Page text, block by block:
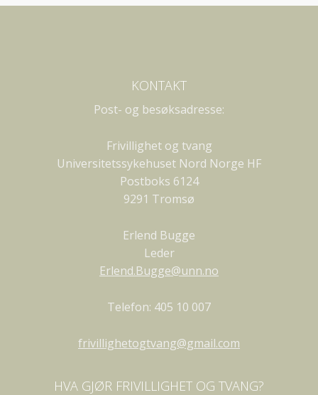
KONTAKT
Post- og besøksadresse:
Frivillighet og tvang
Universitetssykehuset Nord Norge HF
Postboks 6124
9291 Tromsø
Erlend Bugge
Leder
Erlend.Bugge@unn.no
Telefon: 405 10 007
frivillighetogtvang@gmail.com
HVA GJØR FRIVILLIGHET OG TVANG?